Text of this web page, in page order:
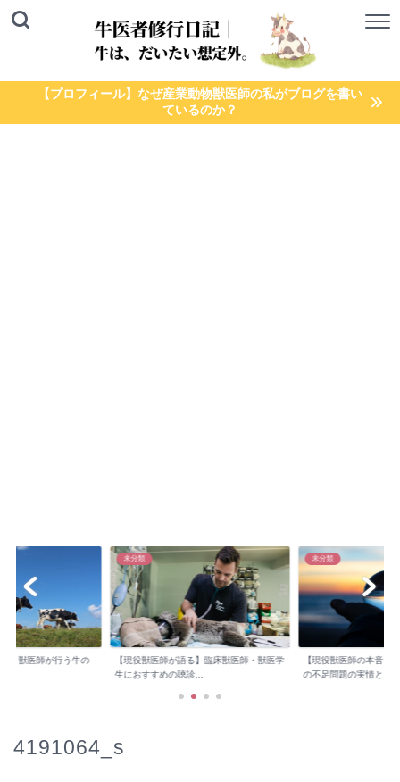
【プロフィール】なぜ産業動物獣医師の私がブログを書い
ているのか？
】獣医師が行う牛の
未分類
【現役獣医師が語る】臨床獣医師・獣医学
生におすすめの聴診...
未分類
【現役獣医師の本音】
の不足問題の実情と...
4191064_s